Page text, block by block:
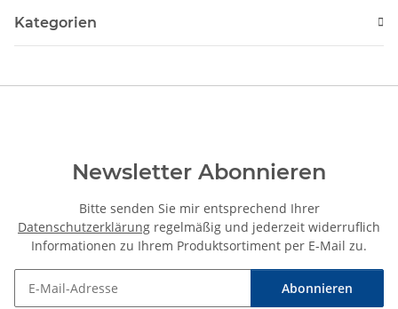
Kategorien
Newsletter Abonnieren
Bitte senden Sie mir entsprechend Ihrer
Datenschutzerklärung regelmäßig und jederzeit widerruflich
Informationen zu Ihrem Produktsortiment per E-Mail zu.
Abonnieren